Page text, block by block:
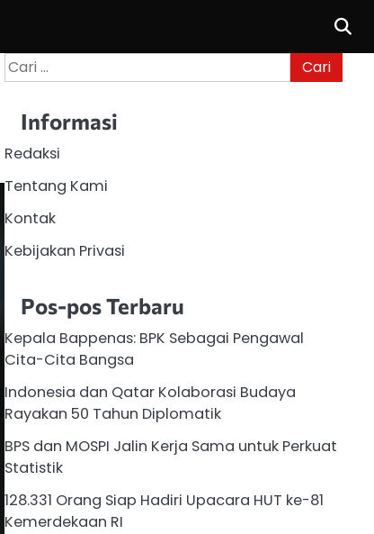
Cari
untuk:
Informasi
Redaksi
Tentang Kami
Kontak
Kebijakan Privasi
Pos-pos Terbaru
Kepala Bappenas: BPK Sebagai Pengawal
Cita-Cita Bangsa
Indonesia dan Qatar Kolaborasi Budaya
Rayakan 50 Tahun Diplomatik
BPS dan MOSPI Jalin Kerja Sama untuk Perkuat
Statistik
128.331 Orang Siap Hadiri Upacara HUT ke-81
Kemerdekaan RI